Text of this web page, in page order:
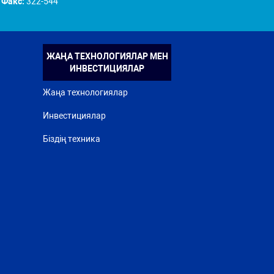
ЖАҢА ТЕХНОЛОГИЯЛАР МЕН
ИНВЕСТИЦИЯЛАР
Жаңа технологиялар
Инвестициялар
Біздің техника